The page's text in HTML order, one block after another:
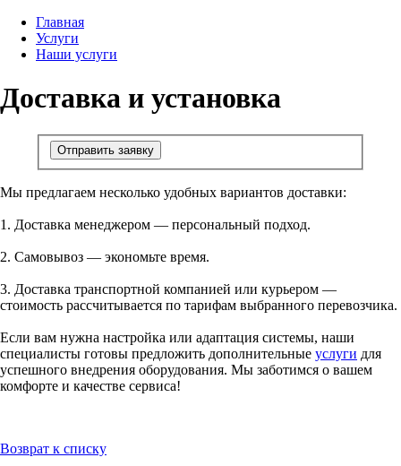
Главная
Услуги
Наши услуги
Доставка и установка
Отправить заявку
Мы предлагаем несколько удобных вариантов доставки:
1. Доставка менеджером — персональный подход.
2. Самовывоз — экономьте время.
3. Доставка транспортной компанией или курьером —
стоимость рассчитывается по тарифам выбранного перевозчика.
Если вам нужна настройка или адаптация системы, наши
специалисты готовы предложить дополнительные услуги для
успешного внедрения оборудования. Мы заботимся о вашем
комфорте и качестве сервиса!
Возврат к списку